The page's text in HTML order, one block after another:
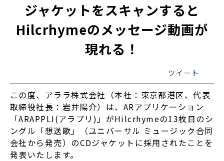
最新情報ジャケットをスキャンすると
Hilcrhymeのメッセージ動画が
現れる！
ツイート
この度、アララ株式会社（本社：東京都港区、代表
取締役社長：岩井陽介）は、ARアプリケーション
「ARAPPLI(アラプリ)」がHilcrhymeの13枚目のシ
ングル「想送歌」（ユニバーサル ミュージック合同
会社から発売）のCDジャケットに採用されたことを
発表いたします。